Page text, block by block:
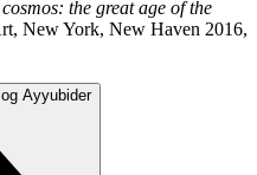
the great age of the
New York, New Haven 2016,
Ayyubider